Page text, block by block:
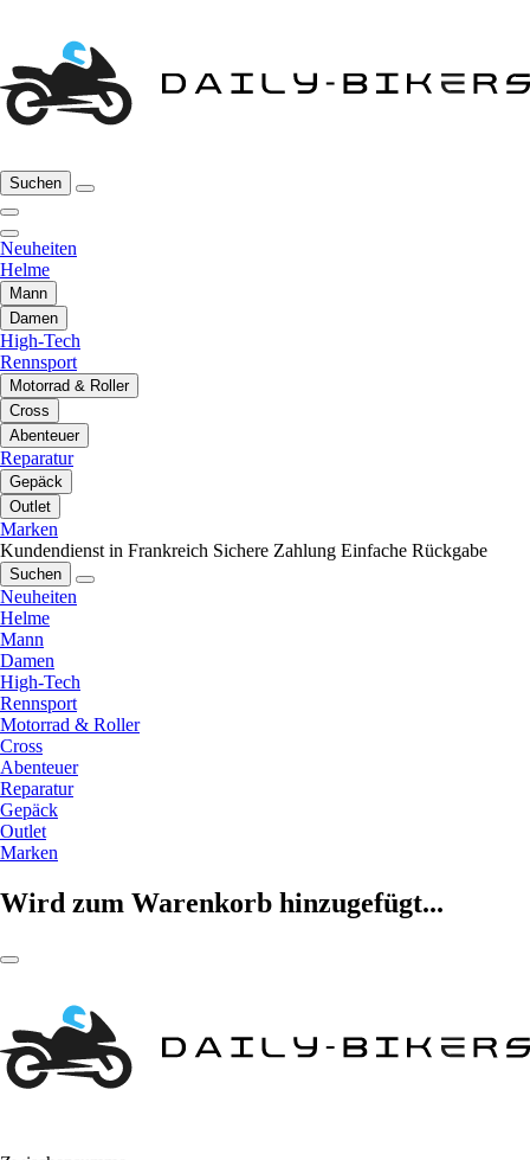
Suchen
Neuheiten
Helme
Mann
Damen
High-Tech
Rennsport
Motorrad & Roller
Cross
Abenteuer
Reparatur
Gepäck
Outlet
Marken
Kundendienst in Frankreich Sichere Zahlung Einfache Rückgabe
Suchen
Neuheiten
Helme
Mann
Damen
High-Tech
Rennsport
Motorrad & Roller
Cross
Abenteuer
Reparatur
Gepäck
Outlet
Marken
Wird zum Warenkorb hinzugefügt...